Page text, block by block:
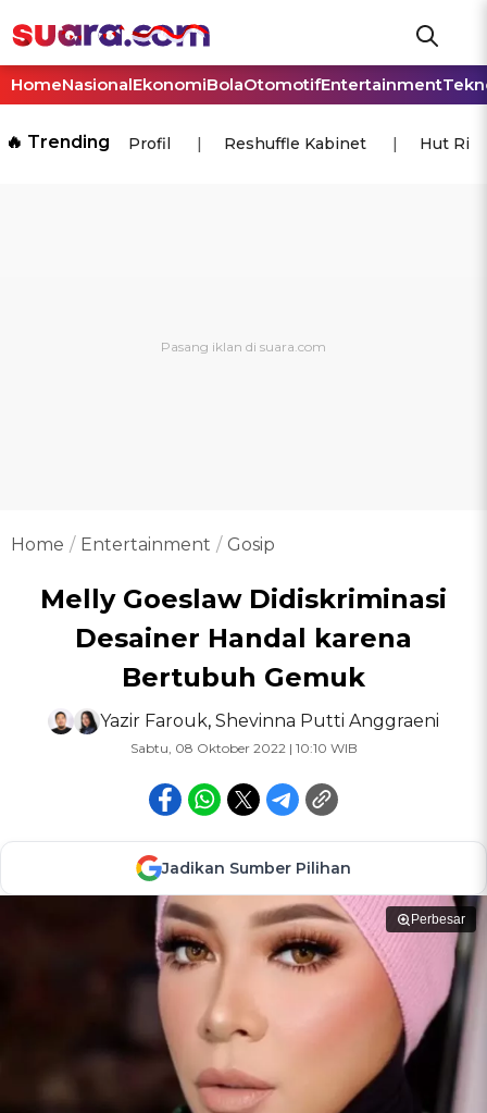
HomeNasionalEkonomiBolaOtomotifEntertainment
🔥 Trending Profil Reshuffle Kabinet Hut Ri
Home Entertainment Gosip
Melly Goeslaw Didiskriminasi
Desainer Handal karena
Bertubuh Gemuk
Yazir Farouk, Shevinna Putti Anggraeni
Sabtu, 08 Oktober 2022 | 10:10 WIB
Jadikan Sumber Pilihan
Perbesar